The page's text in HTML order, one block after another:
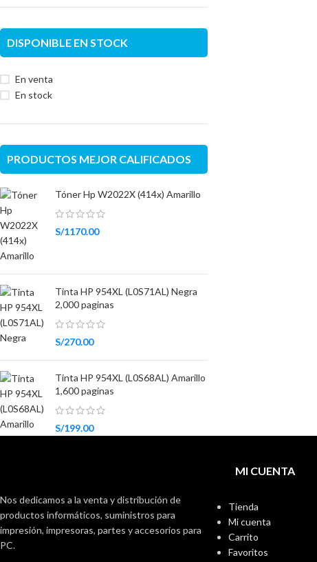
DISPONIBLE EN STOCK
En venta
En stock
PRODUCTOS MEJOR CALIFICADOS
Tóner Hp W2022X (414x) Amarillo
S/1170.00
Tinta HP 954XL (L0S71AL) Negra
2,000 paginas
S/270.00
Tinta HP 954XL (L0S68AL) Amarillo
1,600 paginas
S/199.00
Nos dedicamos a la venta y distribución de
productos informáticos, suministros para
impresión, impresoras, partes y accesorios para
PC.
MI CUENTA
Tienda
Mi cuenta
Carrito
Favoritos